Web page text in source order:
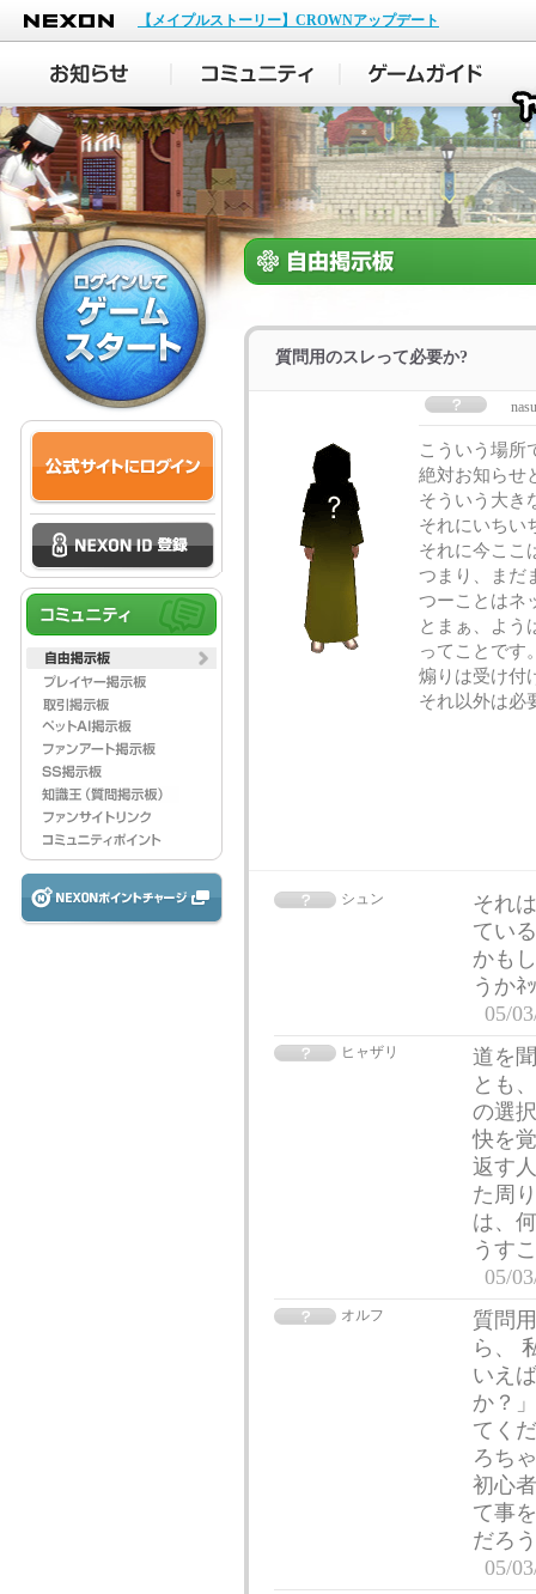
NEXON
【メイプルストーリー】CROWNアップデート
質問用のスレって必要か?
nasu
こういう場所
絶対お知らせ
そういう大き
それにいちい
それに今ここ
つまり、まだ
つーことはネ
とまぁ、よう
ってことです
煽りは受け付
それ以外は必
シュン
それ
てい
かも
うかﾈ
05/
ヒャザリ
道を
とも
の選
快を
返す
た周
は、
うす
05/
オルフ
質問
ら、
いえ
か？
てく
ろち
初心
て事
だろ
05/